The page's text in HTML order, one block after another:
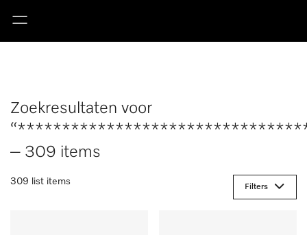
Zoekresultaten voor
– 309 items
309 list items
Filters